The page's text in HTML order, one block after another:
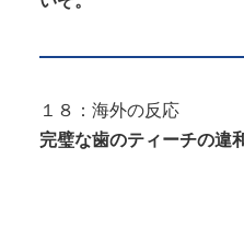
１８：海外の反応
完璧な歯のティーチの違